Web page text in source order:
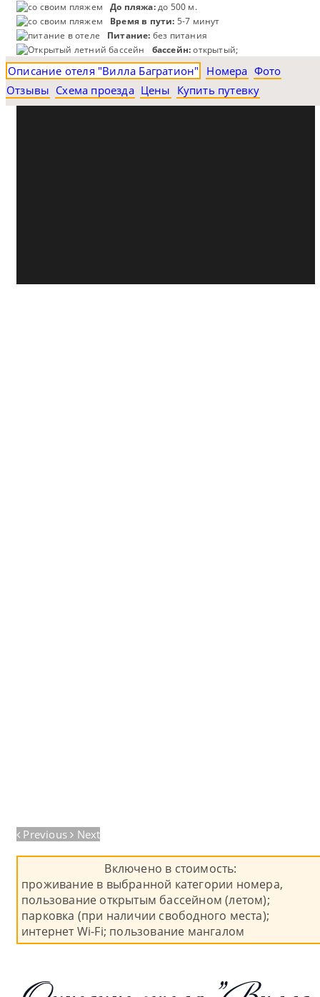
До пляжа:до 500 м.
Время в пути: 5-7 минут
Питание: без питания
бассейн:открытый;
Описание отеля "Вилла Багратион" Номера Фото
Отзывы Схема проезда Цены Купить путевку
Previous Next
Включено в стоимость:
проживание в выбранной категории номера,
пользование открытым бассейном (летом);
парковка (при наличии свободного места);
интернет Wi-Fi; пользование мангалом